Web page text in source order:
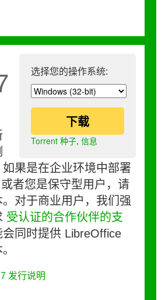
选择您的操作系统:
下载
Torrent 种子, 信息
果是在企业环境中部署
者您是保守型用户，请
对于商业用户，我们强
受认证的合作伙伴的支
会同时提供 LibreOffice
发行说明